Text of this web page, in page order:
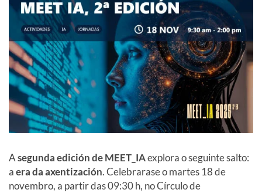
Asegunda edición de MEET_IAexplora o seguinte salto:
aera da axentización. Celebrarase o martes 18 de
novembro, a partir das 09:30 h, no Círculo de